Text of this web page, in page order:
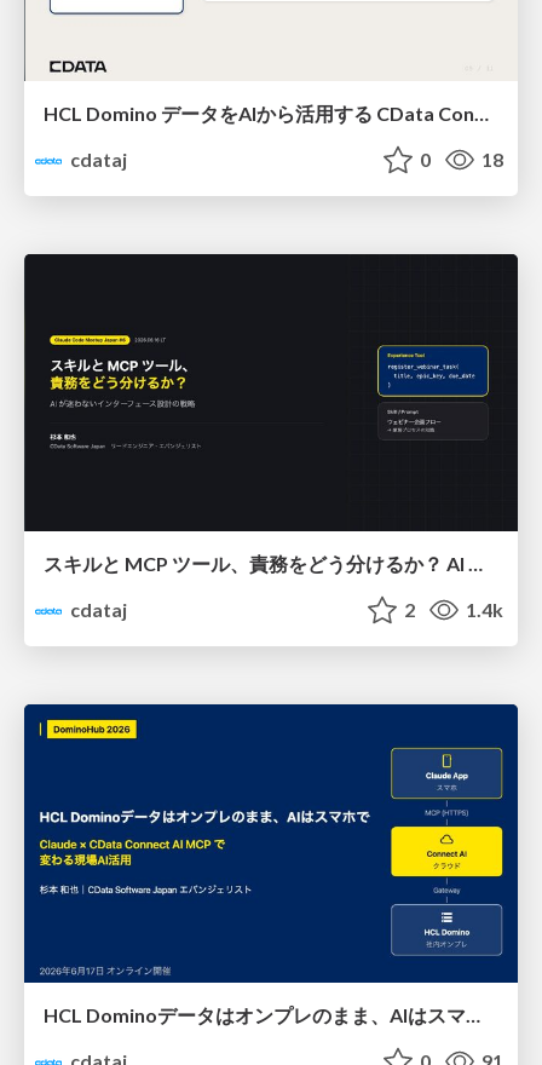
HCL Domino データをAIから活用する CData Connect AI × Connect Gateway の活用ポイント
cdataj
0 18
スキルと MCP ツール、責務をどう分けるか？ AI が迷わないインターフェース設計の戦略
cdataj
2 1.4k
HCL Dominoデータはオンプレのまま、AIはスマホで：Claude × CData Connect AI MCPで変わる現場AI活用